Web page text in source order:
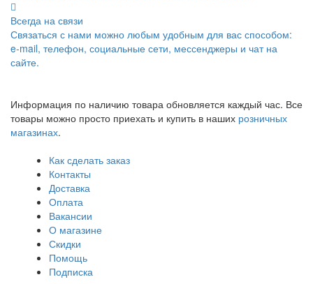
Всегда на связи
Связаться с нами можно любым удобным для вас способом:
e-mail, телефон, социальные сети, мессенджеры и чат на
сайте.
Информация по наличию товара обновляется каждый час. Все
товары можно просто приехать и купить в наших розничных
магазинах.
Как сделать заказ
Контакты
Доставка
Оплата
Вакансии
О магазине
Скидки
Помощь
Подписка